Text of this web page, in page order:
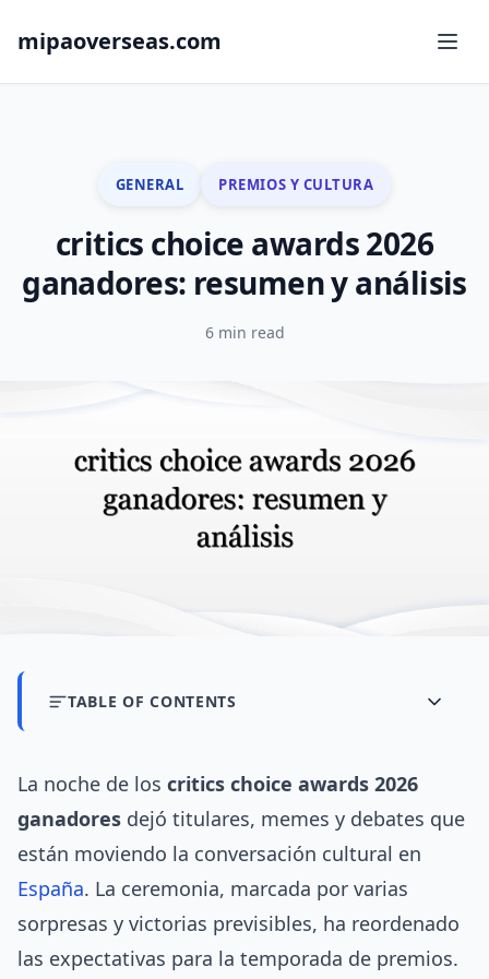
mipaoverseas.com
GENERAL PREMIOS Y CULTURA
critics choice awards 2026
ganadores: resumen y análisis
6 min read
TABLE OF CONTENTS
La noche de los critics choice awards 2026
ganadores dejó titulares, memes y debates que
están moviendo la conversación cultural en
España. La ceremonia, marcada por varias
sorpresas y victorias previsibles, ha reordenado
las expectativas para la temporada de premios.